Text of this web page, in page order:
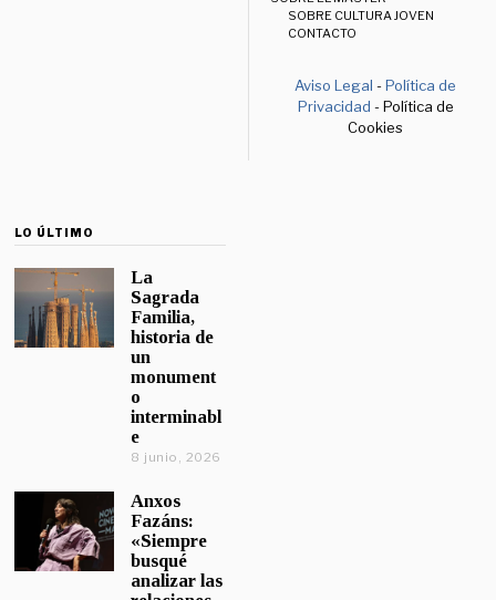
SOBRE CULTURA JOVEN
CONTACTO
Aviso Legal -Política de
Privacidad - Política de
Cookies
LO ÚLTIMO
La
Sagrada
Familia,
historia de
un
monument
o
interminabl
e
8 junio, 2026
Anxos
Fazáns:
«Siempre
busqué
analizar las